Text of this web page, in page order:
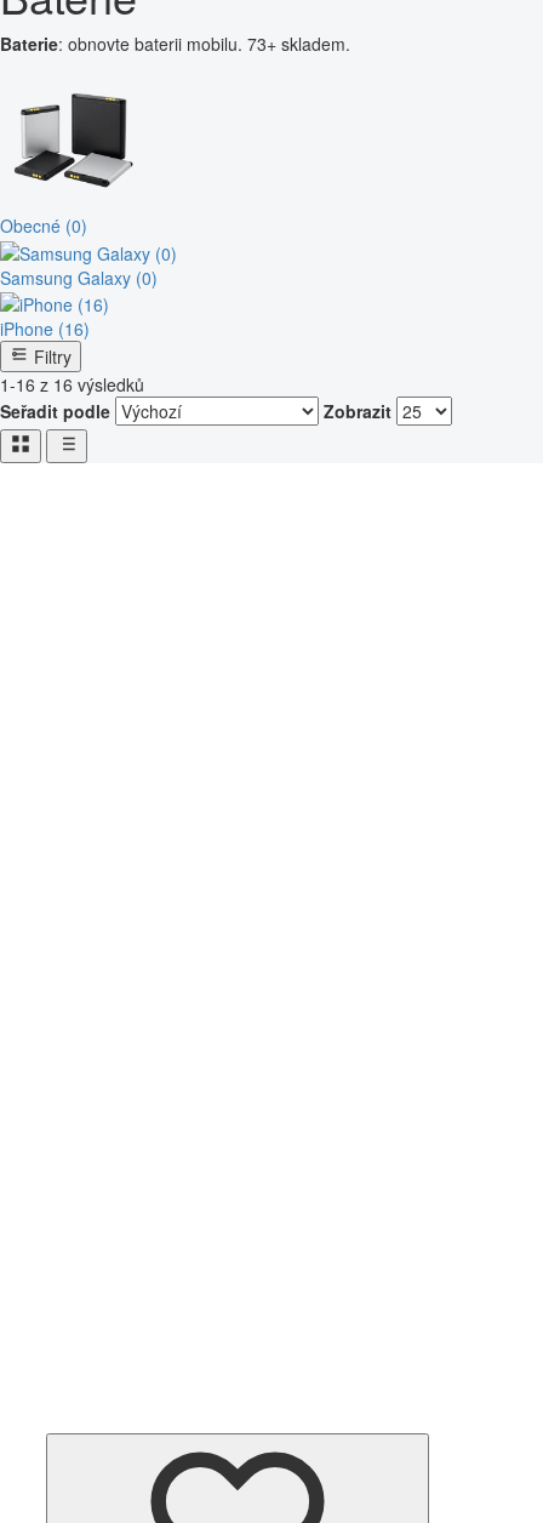
Baterie: obnovte baterii mobilu. 73+ skladem.
Obecné (0)
Samsung Galaxy (0)
iPhone (16)
Filtry
1-16 z 16 výsledků
Seřadit podle
Zobrazit